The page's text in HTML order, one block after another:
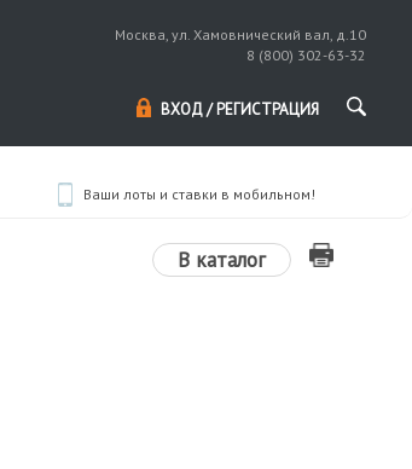
Москва, ул. Хамовнический вал, д.10
8 (800) 302-63-32
ВХОД / РЕГИСТРАЦИЯ
Ваши лоты и ставки в мобильном!
В каталог